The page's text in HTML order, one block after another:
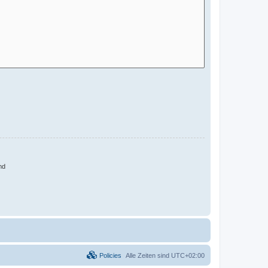
Alle Zeiten sind UTC+02:00
Policies